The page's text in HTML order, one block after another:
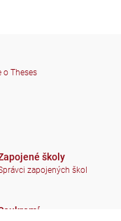
o Theses
školy
zapojených škol